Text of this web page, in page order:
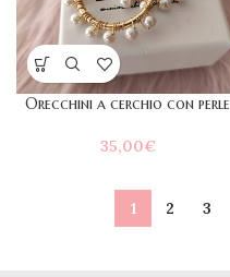
Orecchini a cerchio con perle
35,00€
1 2 3